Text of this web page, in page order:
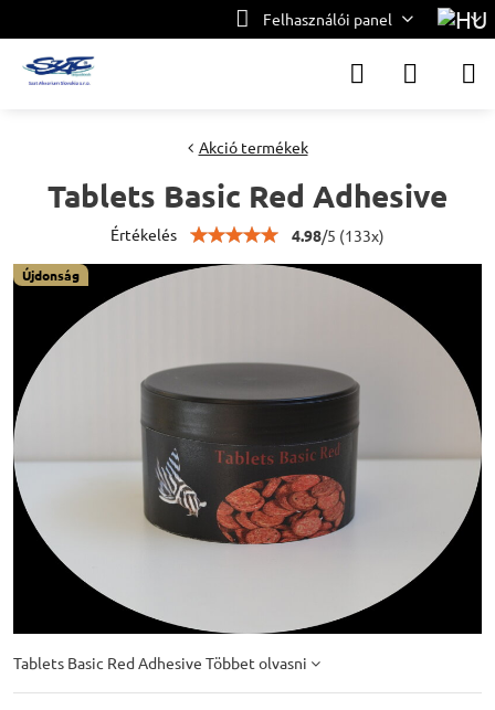
Felhasználói panel
Újdonság
Akció termékek
Tablets Basic Red Adhesive
Értékelés 4.98/5 (133x)
Tablets Basic Red Adhesive Többet olvasni